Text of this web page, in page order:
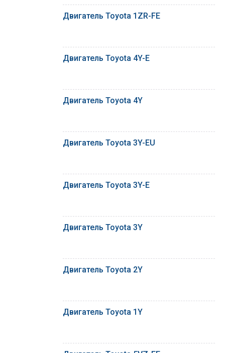
Двигатель Toyota 1ZR-FE
Двигатель Toyota 4Y-E
Двигатель Toyota 4Y
Двигатель Toyota 3Y-EU
Двигатель Toyota 3Y-E
Двигатель Toyota 3Y
Двигатель Toyota 2Y
Двигатель Toyota 1Y